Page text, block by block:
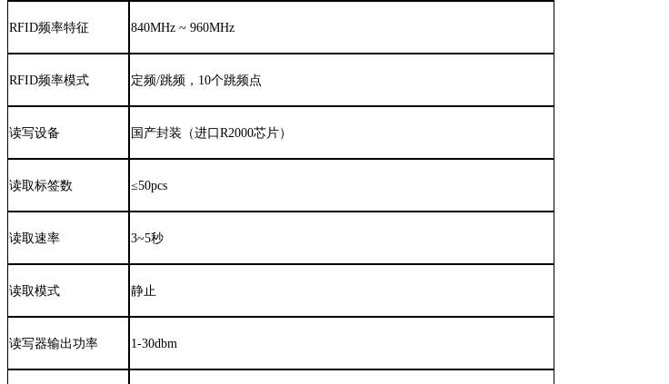
RFID频率特征 840MHz ~ 960MHz
RFID频率模式 定频/跳频，10个跳频点
读写设备 国产封装（进口R2000芯片）
读取标签数 ≤50pcs
读取速率 3~5秒
读取模式 静止
读写器输出功率 1-30dbm